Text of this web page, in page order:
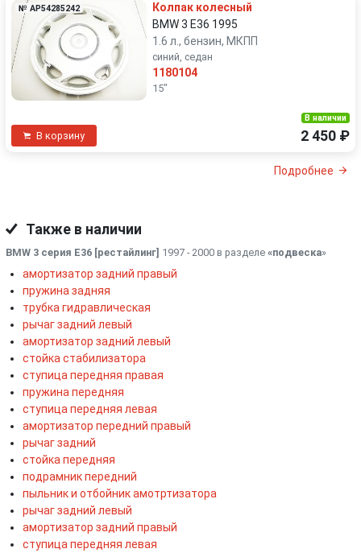
№ AP54285242
Колпак колесный
BMW 3 E36 1995
1.6 л., бензин, МКПП
синий, седан
1180104
15"
В корзину
В наличии
2 450 ₽
Подробнее
Также в наличии
BMW 3 серия E36 [рестайлинг] 1997 - 2000 в разделе «подвеска»
амортизатор задний правый
пружина задняя
трубка гидравлическая
рычаг задний левый
амортизатор задний левый
стойка стабилизатора
ступица передняя правая
пружина передняя
ступица передняя левая
амортизатор передний правый
рычаг задний
стойка передняя
подрамник передний
пыльник и отбойник амотртизатора
рычаг задний левый
амортизатор задний правый
ступица передняя левая